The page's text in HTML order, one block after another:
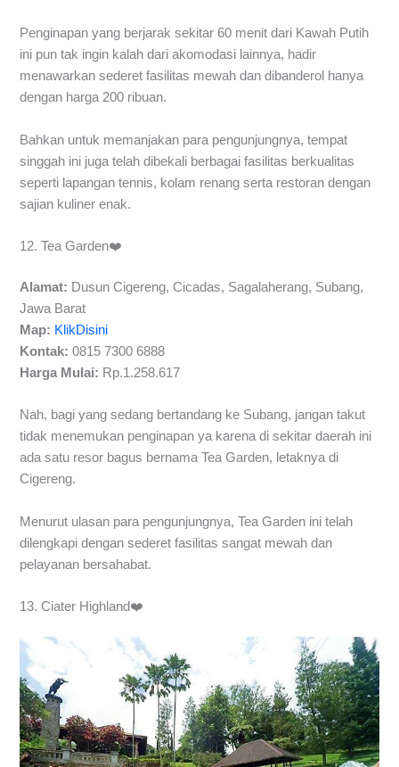
Penginapan yang berjarak sekitar 60 menit dari Kawah Putih
ini pun tak ingin kalah dari akomodasi lainnya, hadir
menawarkan sederet fasilitas mewah dan dibanderol hanya
dengan harga 200 ribuan.
Bahkan untuk memanjakan para pengunjungnya, tempat
singgah ini juga telah dibekali berbagai fasilitas berkualitas
seperti lapangan tennis, kolam renang serta restoran dengan
sajian kuliner enak.
12. Tea Garden❤️
Alamat: Dusun Cigereng, Cicadas, Sagalaherang, Subang,
Jawa Barat
Map: KlikDisini
Kontak: 0815 7300 6888
Harga Mulai: Rp.1.258.617
Nah, bagi yang sedang bertandang ke Subang, jangan takut
tidak menemukan penginapan ya karena di sekitar daerah ini
ada satu resor bagus bernama Tea Garden, letaknya di
Cigereng.
Menurut ulasan para pengunjungnya, Tea Garden ini telah
dilengkapi dengan sederet fasilitas sangat mewah dan
pelayanan bersahabat.
13. Ciater Highland❤️